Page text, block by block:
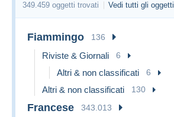
349.459 oggetti trovati Vedi tutti gli oggetti
Fiammingo 136
Riviste & Giornali 6
Altri & non classificati 6
Altri & non classificati 130
Francese 343.013